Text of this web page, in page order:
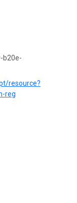
b20e-
resource?
reg